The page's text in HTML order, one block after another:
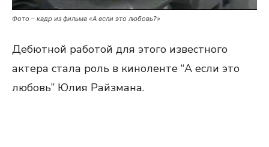
Фото – кадр из фильма «А если это любовь?»
Дебютной работой для этого известного
актера стала роль в киноленте “А если это
любовь” Юлия Райзмана.